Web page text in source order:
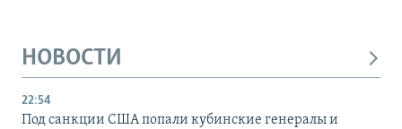
НОВОСТИ
22:54
Под санкции США попали кубинские генералы и